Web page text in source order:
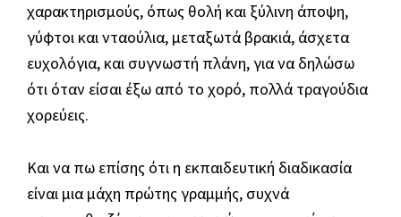
χαρακτηρισμούς, όπως θολή και ξύλινη άποψη,
γύφτοι και νταούλια, μεταξωτά βρακιά, άσχετα
ευχολόγια, και συγνωστή πλάνη, για να δηλώσω
ότι όταν είσαι έξω από το χορό, πολλά τραγούδια
χορεύεις.
Και να πω επίσης ότι η εκπαιδευτική διαδικασία
είναι μια μάχη πρώτης γραμμής, συχνά